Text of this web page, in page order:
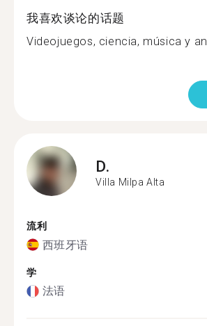
我喜欢谈论的话题
Videojuegos, ciencia, música y
D.
Villa Milpa Alta
流利
西班牙语
学
法语